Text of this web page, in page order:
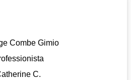
Combe Gimio
C.